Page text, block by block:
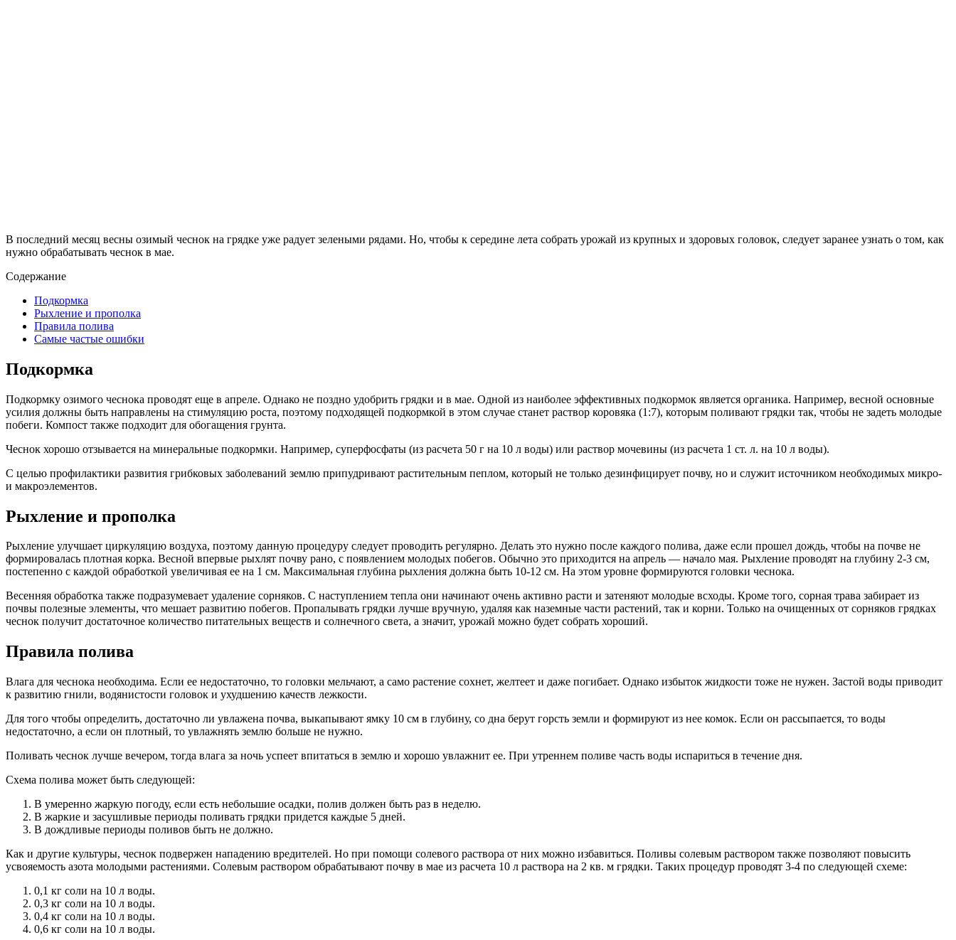
В последний месяц весны озимый чеснок на грядке уже радует зелеными рядами. Но, чтобы к середине лета собрать урожай из крупных и здоровых головок, следует заранее узнать о том, как
нужно обрабатывать чеснок в мае.
Содержание
Подкормка
Рыхление и прополка
Правила полива
Самые частые ошибки
Подкормка
Подкормку озимого чеснока проводят еще в апреле. Однако не поздно удобрить грядки и в мае. Одной из наиболее эффективных подкормок является органика. Например, весной основные
усилия должны быть направлены на стимуляцию роста, поэтому подходящей подкормкой в этом случае станет раствор коровяка (1:7), которым поливают грядки так, чтобы не задеть молодые
побеги. Компост также подходит для обогащения грунта.
Чеснок хорошо отзывается на минеральные подкормки. Например, суперфосфаты (из расчета 50 г на 10 л воды) или раствор мочевины (из расчета 1 ст. л. на 10 л воды).
С целью профилактики развития грибковых заболеваний землю припудривают растительным пеплом, который не только дезинфицирует почву, но и служит источником необходимых микро-
и макроэлементов.
Рыхление и прополка
Рыхление улучшает циркуляцию воздуха, поэтому данную процедуру следует проводить регулярно. Делать это нужно после каждого полива, даже если прошел дождь, чтобы на почве не
формировалась плотная корка. Весной впервые рыхлят почву рано, с появлением молодых побегов. Обычно это приходится на апрель — начало мая. Рыхление проводят на глубину 2-3 см,
постепенно с каждой обработкой увеличивая ее на 1 см. Максимальная глубина рыхления должна быть 10-12 см. На этом уровне формируются головки чеснока.
Весенняя обработка также подразумевает удаление сорняков. С наступлением тепла они начинают очень активно расти и затеняют молодые всходы. Кроме того, сорная трава забирает из
почвы полезные элементы, что мешает развитию побегов. Пропалывать грядки лучше вручную, удаляя как наземные части растений, так и корни. Только на очищенных от сорняков грядках
чеснок получит достаточное количество питательных веществ и солнечного света, а значит, урожай можно будет собрать хороший.
Правила полива
Влага для чеснока необходима. Если ее недостаточно, то головки мельчают, а само растение сохнет, желтеет и даже погибает. Однако избыток жидкости тоже не нужен. Застой воды приводит
к развитию гнили, водянистости головок и ухудшению качеств лежкости.
Для того чтобы определить, достаточно ли увлажена почва, выкапывают ямку 10 см в глубину, со дна берут горсть земли и формируют из нее комок. Если он рассыпается, то воды
недостаточно, а если он плотный, то увлажнять землю больше не нужно.
Поливать чеснок лучше вечером, тогда влага за ночь успеет впитаться в землю и хорошо увлажнит ее. При утреннем поливе часть воды испариться в течение дня.
Схема полива может быть следующей:
В умеренно жаркую погоду, если есть небольшие осадки, полив должен быть раз в неделю.
В жаркие и засушливые периоды поливать грядки придется каждые 5 дней.
В дождливые периоды поливов быть не должно.
Как и другие культуры, чеснок подвержен нападению вредителей. Но при помощи солевого раствора от них можно избавиться. Поливы солевым раствором также позволяют повысить
усвояемость азота молодыми растениями. Солевым раствором обрабатывают почву в мае из расчета 10 л раствора на 2 кв. м грядки. Таких процедур проводят 3-4 по следующей схеме:
0,1 кг соли на 10 л воды.
0,3 кг соли на 10 л воды.
0,4 кг соли на 10 л воды.
0,6 кг соли на 10 л воды.